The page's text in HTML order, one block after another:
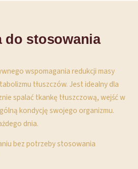
do stosowania
wspomagania redukcji masy
tłuszczów. Jest idealny dla
spalać tkankę tłuszczową, wejść w
kondycję swojego organizmu.
dnia.
bez potrzeby stosowania